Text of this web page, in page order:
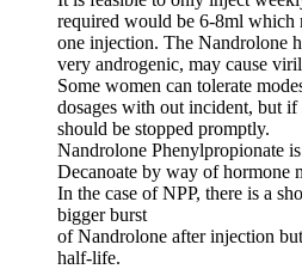
required would be 6-8ml which
one injection. The Nandrolone
very androgenic, may cause
Some women can tolerate
dosages with out incident, but
should be stopped promptly.
Nandrolone Phenylpropionate
Decanoate by way of hormone
In the case of NPP, there is a
bigger burst
of Nandrolone after injection
half-life.